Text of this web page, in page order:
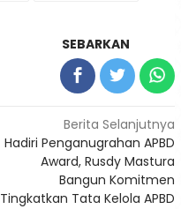
SEBARKAN
Berita Selanjutnya
Hadiri Penganugrahan APBD
Award, Rusdy Mastura
Bangun Komitmen
Tingkatkan Tata Kelola APBD